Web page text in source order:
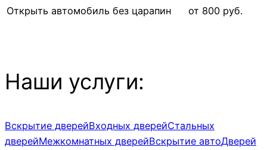
Открыть автомобиль без царапин
от 800 руб.
Наши услуги:
Вскрытие дверейВходных дверейСтальных
дверейМежкомнатных дверейВскрытие автоДверей